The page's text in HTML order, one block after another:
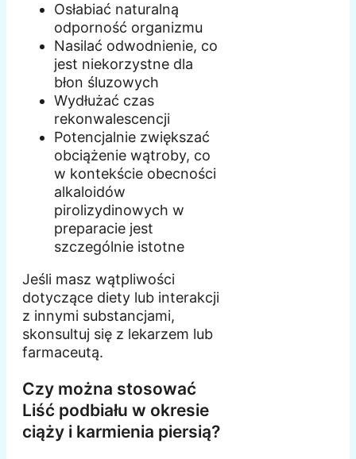
Osłabiać naturalną
odporność organizmu
Nasilać odwodnienie, co
jest niekorzystne dla
błon śluzowych
Wydłużać czas
rekonwalescencji
Potencjalnie zwiększać
obciążenie wątroby, co
w kontekście obecności
alkaloidów
pirolizydinowych w
preparacie jest
szczególnie istotne
Jeśli masz wątpliwości
dotyczące diety lub interakcji
z innymi substancjami,
skonsultuj się z lekarzem lub
farmaceutą.
Czy można stosować
Liść podbiału w okresie
ciąży i karmienia piersią?